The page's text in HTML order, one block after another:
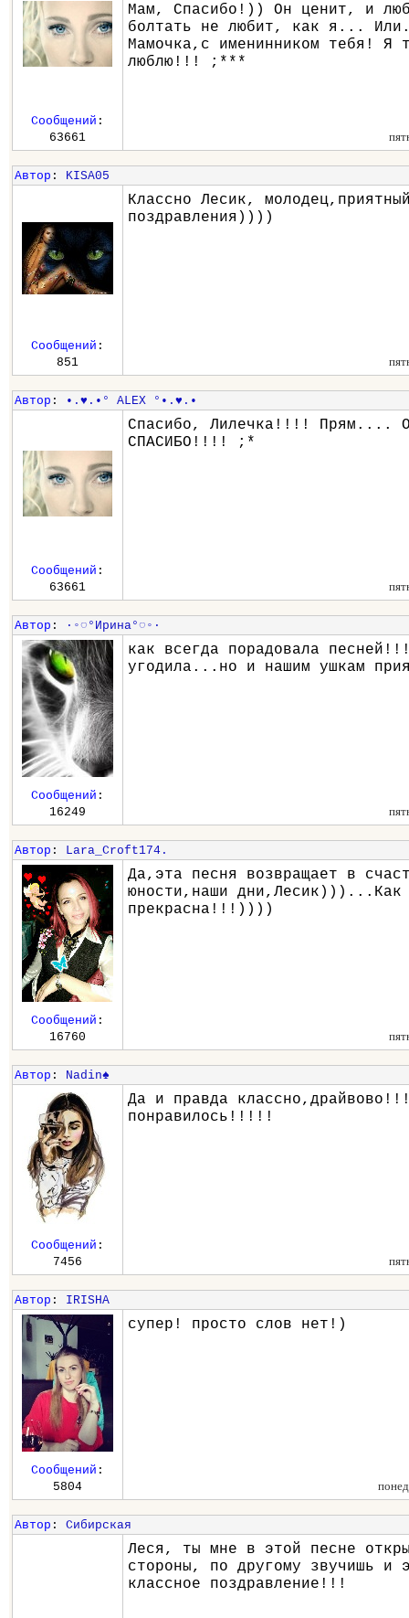
Мам, Спасибо!)) Он ценит, и
болтать не любит, как я...
Мамочка,с именинником тебя! Я
люблю!!! ;***
Сообщений :
63661
Автор : KISA05
Классно Лесик,
поздравления))))
Сообщений :
851
Автор : •.♥.•° ALEX °•.♥.•
Спасибо, Лилечка!!!! Прям....
СПАСИБО!!!! ;*
Сообщений :
63661
Автор : ∙◦◌°Ирина°◌◦∙
как всегда порадовала
угодила...но и нашим ушкам
Сообщений :
16249
Автор : Lara_Croft174.
Да,эта песня возвращает в
юности,наши дни,Лесик)))...Как
прекрасна!!!))))
Сообщений :
16760
Автор : Nadin♠
Да и правда
понравилось!!!!!
Сообщений :
7456
Автор : IRISHA
супер! просто слов нет!)
Сообщений :
5804
Автор : Сибирская
Леся, ты мне в этой песне
стороны, по другому звучишь и
классное поздравление!!!